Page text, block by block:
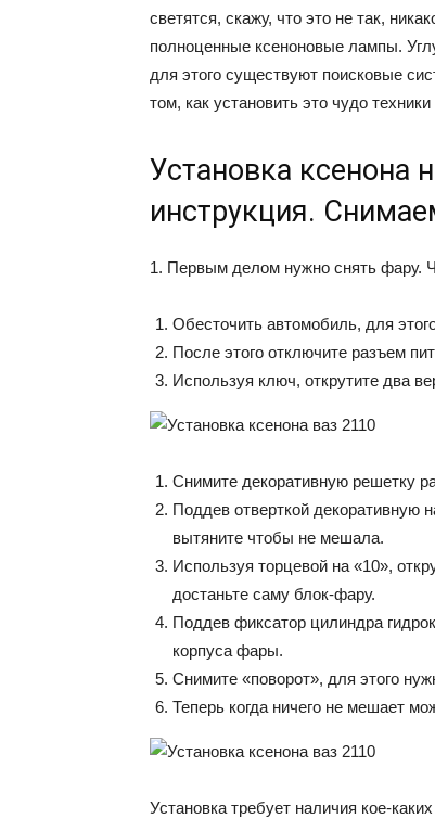
светятся, скажу, что это не так,
полноценные ксеноновые лампы.
для этого существуют поисковые
том, как установить это чудо
Установка ксенона
инструкция.
1. Первым делом нужно снять фару.
Обесточить автомобиль, для
После этого отключите разъем
Используя ключ, открутите два
Снимите декоративную решетку
Поддев отверткой декоративную
вытяните чтобы не мешала.
Используя торцевой на «10»,
достаньте саму блок-фару.
Поддев фиксатор цилиндра
корпуса фары.
Снимите «поворот», для этого
Теперь когда ничего не мешает
Установка требует наличия кое-